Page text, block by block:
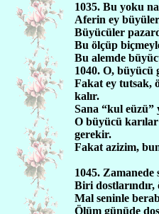
1035. Bu yoku
Aferin ey
Büyücüler
Bu ölçüp
Bu alemde
1040. O, büyücü
Fakat ey tutsak,
kalır.
Sana “kul
O büyücü karılar
gerekir.
Fakat azizim,
1045.
Biri dostlarındır,
Mal seninle
Ölüm günüde